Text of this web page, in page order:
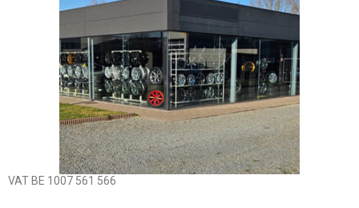
VAT BE 1007 561 566